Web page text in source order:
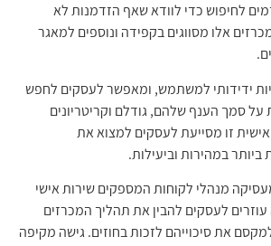
לחיפוש כדי לוודא שאף הזדמנות לא
אלו מסווגים בקפידה ונוספים למאגר
ידידותי למשתמש, ומאפשר לעסקים לחפש
על סמך הענף שלהם, גודלם וקריטריונים
זו מסייעת לעסקים למצוא את
ביותר במהירות וביעילות.
מנהלי לקוחות המספקים שירות אישי
לעסקים להבין את תהליך המכרזים
את סיכוייהם לזכות בחוזים. גישה מקיפה